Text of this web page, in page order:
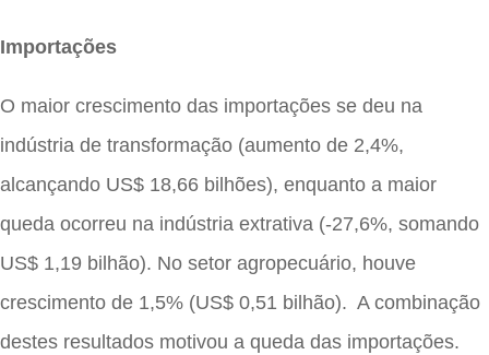
Importações
O maior crescimento das importações se deu na
indústria de transformação (aumento de 2,4%,
alcançando US$ 18,66 bilhões), enquanto a maior
queda ocorreu na indústria extrativa (-27,6%, somando
US$ 1,19 bilhão). No setor agropecuário, houve
crescimento de 1,5% (US$ 0,51 bilhão). A combinação
destes resultados motivou a queda das importações.